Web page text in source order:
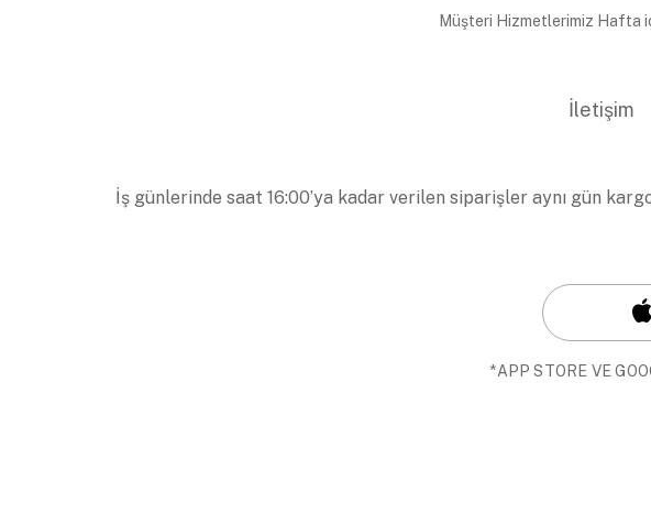
Müşteri Hizmetlerimiz Hafta
İletişim
İş günlerinde saat 16:00’ya kadar verilen siparişler aynı gün
*APP STORE VE